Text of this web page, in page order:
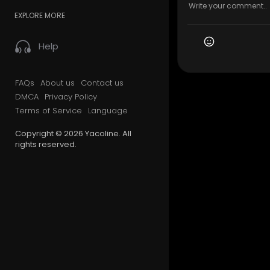
EXPLORE MORE
Help
FAQs About us
Contact us
DMCA Privacy Policy
Terms of Service
Language
Copyright © 2026 Yacoline. All
rights reserved.